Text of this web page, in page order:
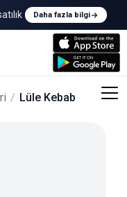
Daha fazla bilgi
/ Lüle Kebab